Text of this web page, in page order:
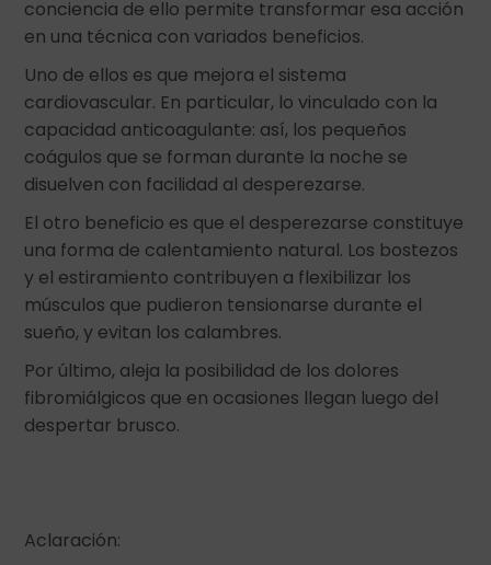
conciencia de ello permite transformar esa acción
en una técnica con variados beneficios.
Uno de ellos es que mejora el sistema
cardiovascular. En particular, lo vinculado con la
capacidad anticoagulante: así, los pequeños
coágulos que se forman durante la noche se
disuelven con facilidad al desperezarse.
El otro beneficio es que el desperezarse constituye
una forma de calentamiento natural. Los bostezos
y el estiramiento contribuyen a flexibilizar los
músculos que pudieron tensionarse durante el
sueño, y evitan los calambres.
Por último, aleja la posibilidad de los dolores
fibromiálgicos que en ocasiones llegan luego del
despertar brusco.
Aclaración: